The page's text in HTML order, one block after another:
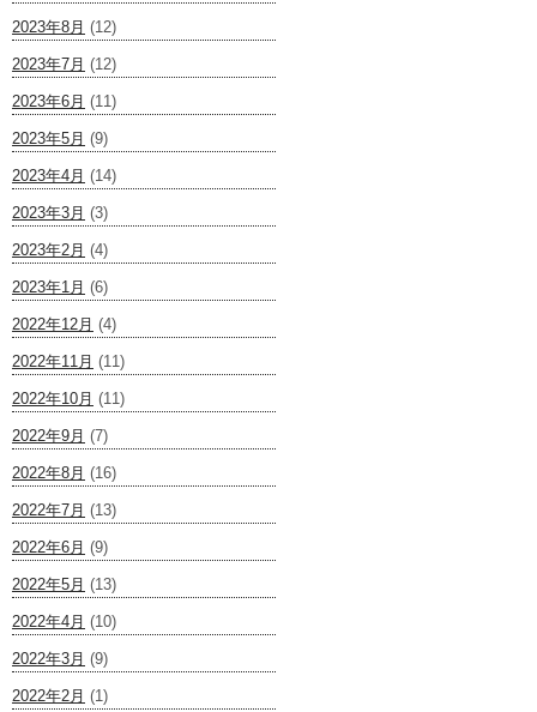
2023年8月 (12)
2023年7月 (12)
2023年6月 (11)
2023年5月 (9)
2023年4月 (14)
2023年3月 (3)
2023年2月 (4)
2023年1月 (6)
2022年12月 (4)
2022年11月 (11)
2022年10月 (11)
2022年9月 (7)
2022年8月 (16)
2022年7月 (13)
2022年6月 (9)
2022年5月 (13)
2022年4月 (10)
2022年3月 (9)
2022年2月 (1)